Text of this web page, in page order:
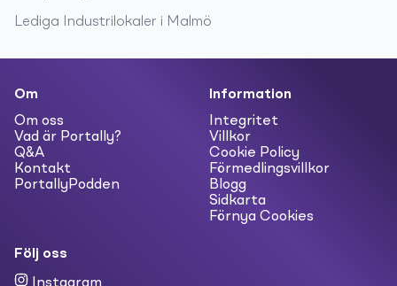
Lediga Industrilokaler i Malmö
Om
Om oss
Vad är Portally?
Q&A
Kontakt
PortallyPodden
Information
Integritet
Villkor
Cookie Policy
Förmedlingsvillkor
Blogg
Sidkarta
Förnya Cookies
Följ oss